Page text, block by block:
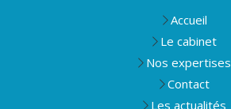
Accueil
Le cabinet
Nos expertises
Contact
Les actualités